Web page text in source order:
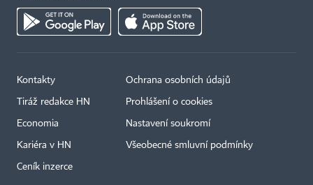
Kontakty
Tiráž redakce HN
Economia
Kariéra v HN
Ceník inzerce
Ochrana osobních údajů
Prohlášení o cookies
Nastavení soukromí
Všeobecné smluvní podmínky